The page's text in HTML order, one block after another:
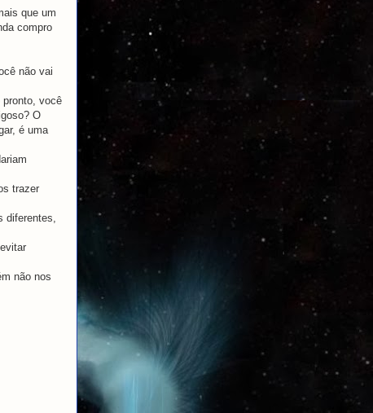
que um
compro
não vai
você
O
é uma
trazer
diferentes,
não nos